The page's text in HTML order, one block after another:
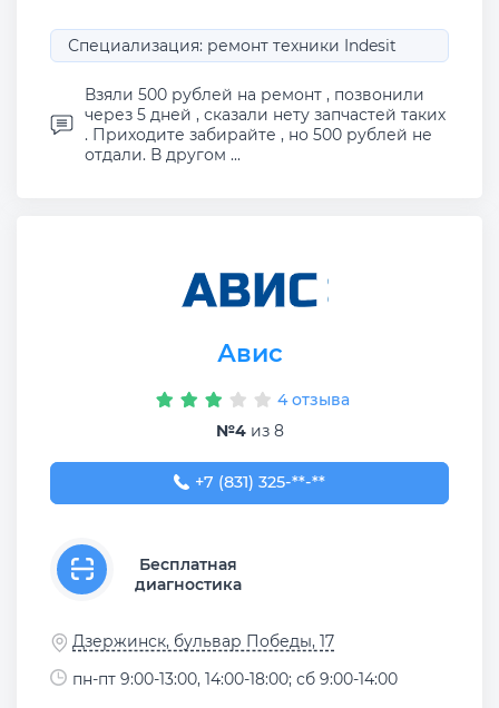
Специализация: ремонт техники Indesit
Взяли 500 рублей на ремонт , позвонили
через 5 дней , сказали нету запчастей таких
. Приходите забирайте , но 500 рублей не
отдали. В другом ...
Авис
4 отзыва
№4из 8
+7 (831) 325-40-66
+7 (831) 325-**-**
Бесплатная
диагностика
Дзержинск, бульвар Победы, 17
пн-пт 9:00-13:00, 14:00-18:00; сб 9:00-14:00